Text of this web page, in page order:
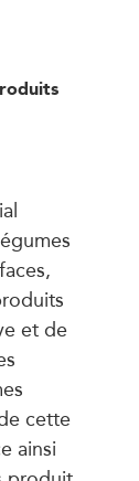
et de
cette
ainsi